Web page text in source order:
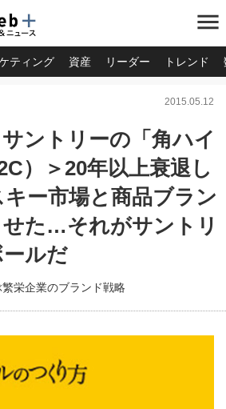
menu
ティング 資産 リーダー トレンド
2015.05.12
ントリーの「角ハイ
）＞20年以上衰退し
ー市場と商品ブラン
せた…それがサントリ
ルだ
栄企業のブランド戦略